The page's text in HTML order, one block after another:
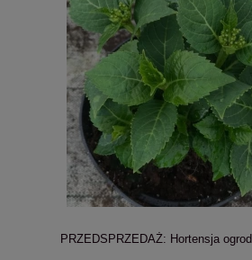
PRZEDSPRZEDAŻ: Hortensja